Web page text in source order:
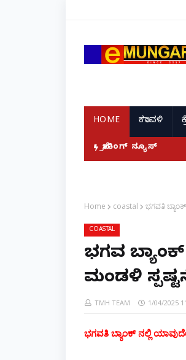
HOME ಕರಾವಳಿ
ಬ್ರೇಕಿಂಗ್ ನ್ಯೂಸ್
Home coastal ಭಗವತಿ
COASTAL
ಭಗವತಿ
ಮಂಡಳಿ
TMH TEAM 1/04/2025
ಭಗವತಿ ಬ್ಯಾಂಕ್ ನಲ್ಲಿ